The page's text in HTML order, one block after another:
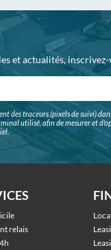
et actualités, inscrivez-
des traceurs (pixels de suivi)
utilisé, afin de mesurer et
relais